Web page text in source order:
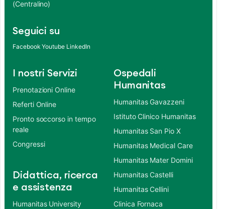
(Centralino)
Seguici su
Facebook Youtube LinkedIn
I nostri Servizi
Prenotazioni Online
Referti Online
Pronto soccorso in tempo
reale
Congressi
Didattica, ricerca
e assistenza
Humanitas University
Ospedali
Humanitas
Humanitas Gavazzeni
Istituto Clinico Humanitas
Humanitas San Pio X
Humanitas Medical Care
Humanitas Mater Domini
Humanitas Castelli
Humanitas Cellini
Clinica Fornaca